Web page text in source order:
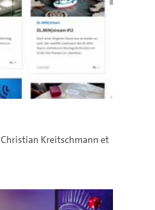
Christian Kreitschmann et